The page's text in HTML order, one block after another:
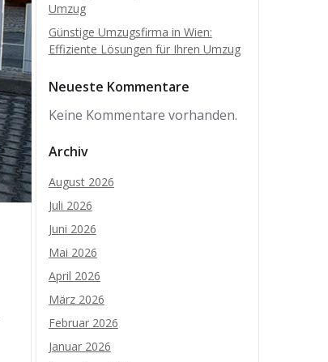
Umzug
Günstige Umzugsfirma in Wien:
Effiziente Lösungen für Ihren Umzug
Neueste Kommentare
Keine Kommentare vorhanden.
Archiv
August 2026
Juli 2026
Juni 2026
Mai 2026
April 2026
März 2026
Februar 2026
Januar 2026